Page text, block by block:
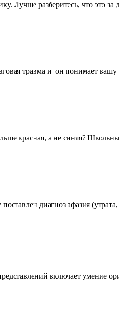
Лучше разберитесь, что это
травма и он понимает вашу
красная, а не синяя?
диагноз афазия
включает умение